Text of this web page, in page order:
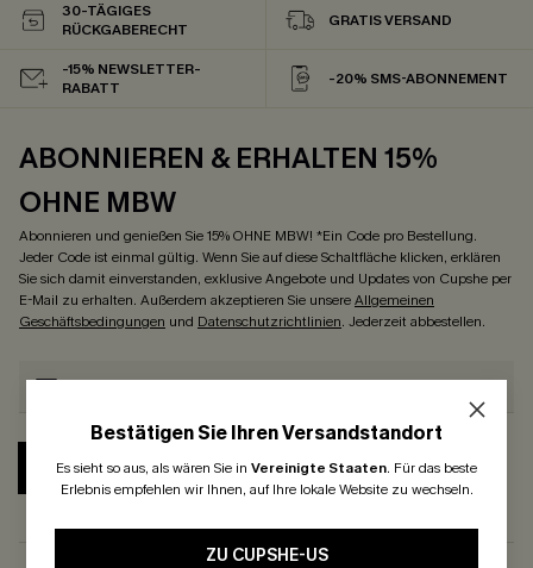
Bestätigen Sie Ihren Versandstandort
Es sieht so aus, als wären Sie in Vereinigte Staaten. Für das beste
Erlebnis empfehlen wir Ihnen, auf Ihre lokale Website zu wechseln.
ZU CUPSHE-US
30-TÄGIGES
RÜCKGABERECHT
GRATIS VERSAND
-15% NEWSLETTER-
RABATT
-20% SMS-ABONNEMENT
ABONNIEREN & ERHALTEN 15%
OHNE MBW
Abonnieren und genießen Sie 15% OHNE MBW! *Ein Code pro Bestellung.
Jeder Code ist einmal gültig. Wenn Sie auf diese Schaltfläche klicken, erklären
Sie sich damit einverstanden, exklusive Angebote und Updates von Cupshe per
E-Mail zu erhalten. Außerdem akzeptieren Sie unsereAllgemeinen
Geschäftsbedingungen und Datenschutzrichtlinien. Jederzeit abbestellen.
ABONNIEREN